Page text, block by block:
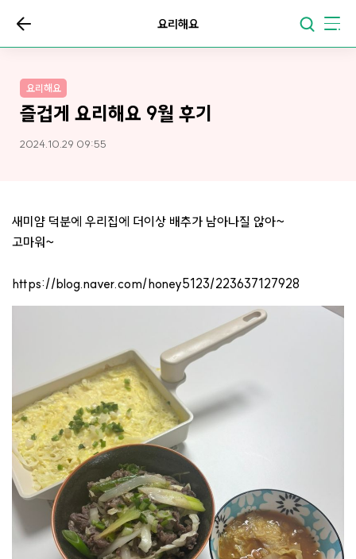
요리해요
요리해요
즐겁게 요리해요 9월 후기
2024.10.29 09:55
새미얌 덕분에 우리집에 더이상 배추가 남아나질 않아~
고마워~
https://blog.naver.com/honey5123/223637127928